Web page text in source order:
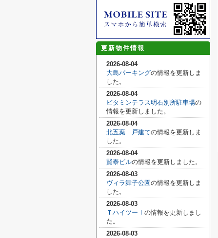
更新物件情報
2026-08-04
大島パーキングの情報を更新しま
した。
2026-08-04
ビタミンテラス明石別所駐車場の
情報を更新しました。
2026-08-04
北五葉 戸建ての情報を更新しま
した。
2026-08-04
賢泰ビルの情報を更新しました。
2026-08-03
ヴィラ舞子公園の情報を更新しま
した。
2026-08-03
ＴハイツーⅠ の情報を更新しまし
た。
2026-08-03